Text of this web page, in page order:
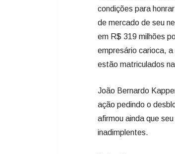
condições para
de mercado de seu
em R$ 319 milhões
empresário carioca,
estão matriculados
João Bernardo
ação pedindo o
afirmou ainda que
inadimplentes.